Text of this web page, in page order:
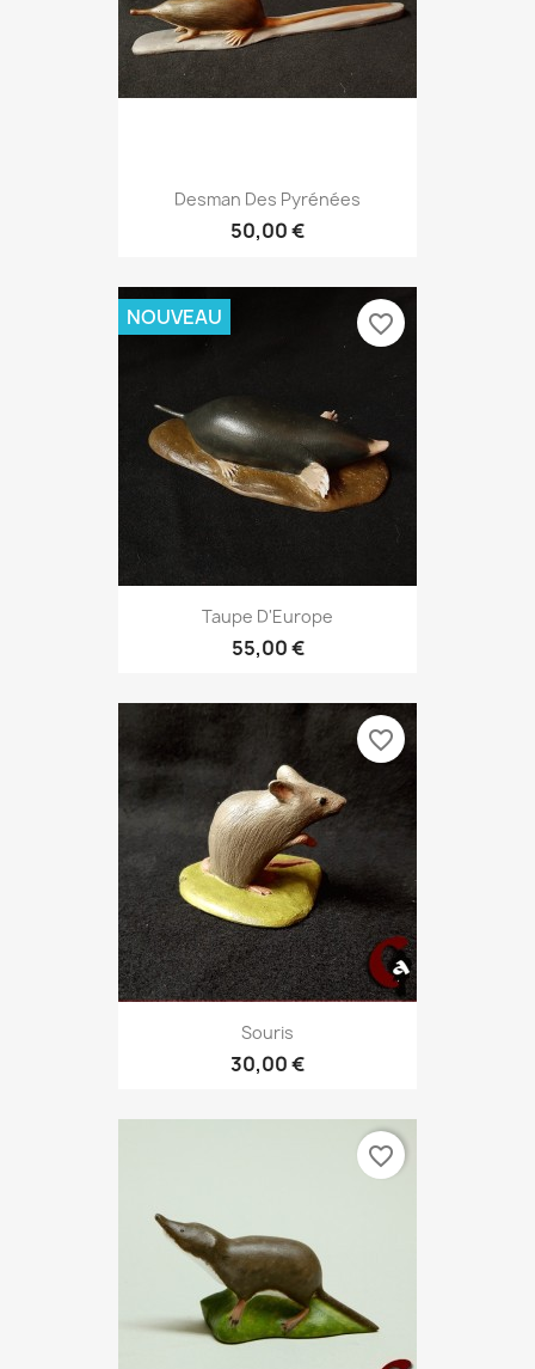
Desman Des Pyrénées
50,00 €
Taupe D'Europe
55,00 €
NOUVEAU favorite_border
Souris
30,00 €
favorite_border
favorite_border